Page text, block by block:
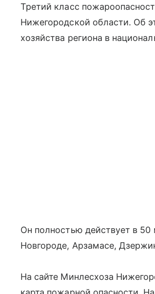
Третий класс
Нижегородской области. Об
хозяйства региона в
Он полностью действует в
Новгороде, Арзамасе,
На сайте Минлесхоза